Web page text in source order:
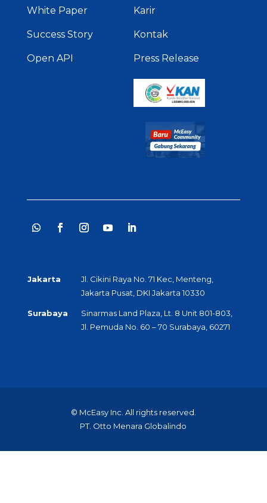
White Paper
Success Story
Open API
Karir
Kontak
Press Release
Jakarta
Jl. Cikini Raya No. 71 Kec, Menteng,
Jakarta Pusat, DKI Jakarta 10330
Surabaya
Sinarmas Land Plaza, Lt. 8 Unit 801-803,
Jl. Pemuda No. 60 – 70 Surabaya, 60271
© McEasy Inc. All rights reserved.
PT. Otto Menara Globalindo